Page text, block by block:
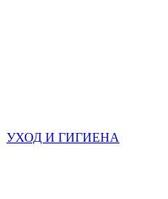
УХОД И ГИГИЕНА